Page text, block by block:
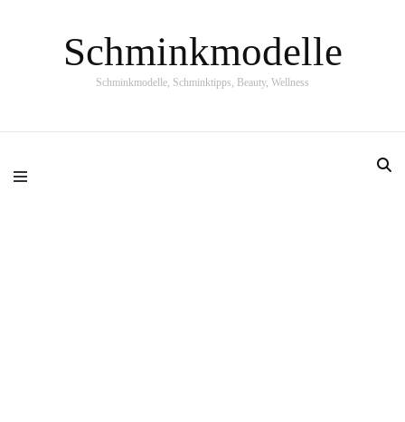
Schminkmodelle
Schminkmodelle, Schminktipps, Beauty, Wellness